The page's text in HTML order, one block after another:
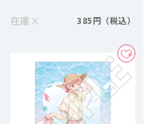
在庫 × 385円